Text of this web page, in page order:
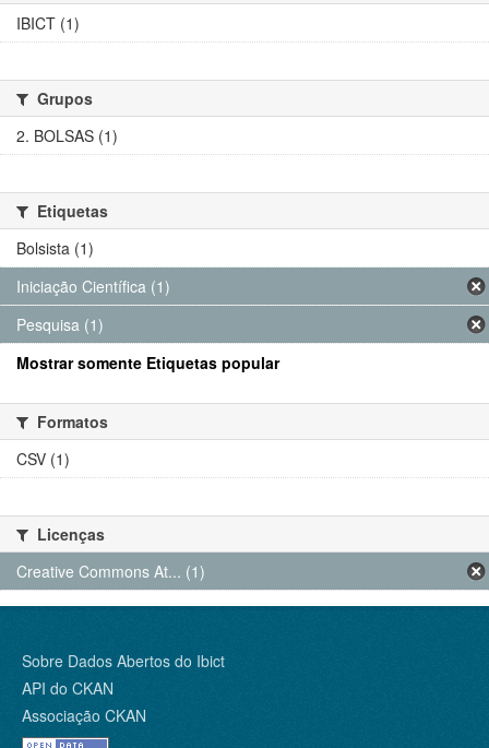
IBICT (1)
Grupos
2. BOLSAS (1)
Etiquetas
Bolsista (1)
Iniciação Científica (1)
Pesquisa (1)
Mostrar somente Etiquetas popular
Formatos
CSV (1)
Licenças
Creative Commons At... (1)
Sobre Dados Abertos do Ibict
API do CKAN
Associação CKAN